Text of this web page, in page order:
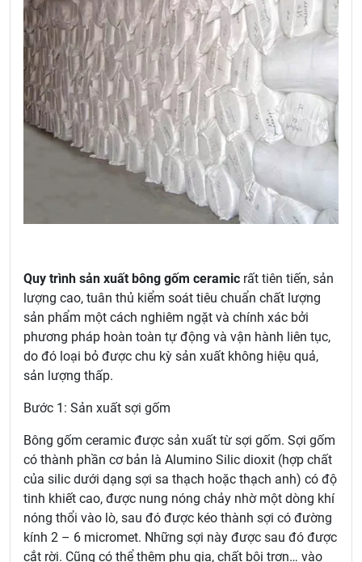
Quy trình sản xuất bông gốm ceramic rất tiên tiến, sản
lượng cao, tuân thủ kiểm soát tiêu chuẩn chất lượng
sản phẩm một cách nghiêm ngặt và chính xác bởi
phương pháp hoàn toàn tự động và vận hành liên tục,
do đó loại bỏ được chu kỳ sản xuất không hiệu quả,
sản lượng thấp.
Bước 1: Sản xuất sợi gốm
Bông gốm ceramic được sản xuất từ sợi gốm. Sợi gốm
có thành phần cơ bản là Alumino Silic dioxit (hợp chất
của silic dưới dạng sợi sa thạch hoặc thạch anh) có độ
tinh khiết cao, được nung nóng chảy nhờ một dòng khí
nóng thổi vào lò, sau đó được kéo thành sợi có đường
kính 2 – 6 micromet. Những sợi này được sau đó được
cắt rời. Cũng có thể thêm phụ gia, chất bôi trơn… vào